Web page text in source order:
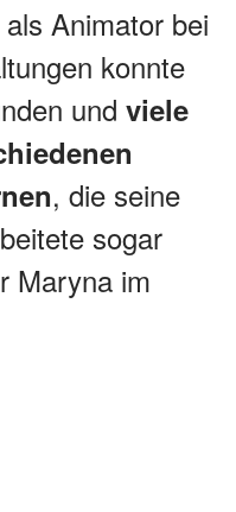
Animator bei
konnte
und viele
, die seine
sogar
Maryna im